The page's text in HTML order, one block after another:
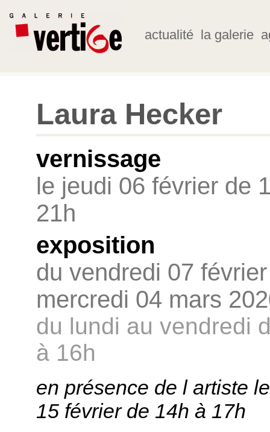
actualité la galerie
Laura Hecker
vernissage
le jeudi 06 février de
21h
exposition
du vendredi 07
mercredi 04 mars
du lundi au vendredi
à 16h
en présence de l artiste
15 février de 14h à 17h